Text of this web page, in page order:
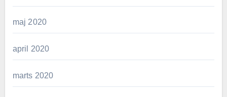
maj 2020
april 2020
marts 2020